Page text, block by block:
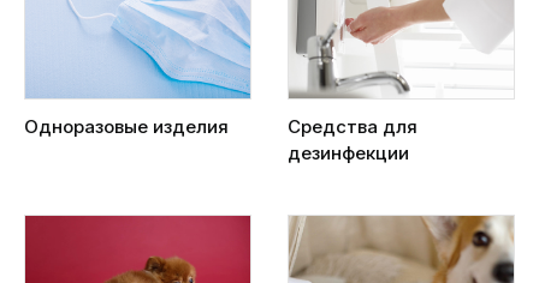
Одноразовые изделия
Средства для
дезинфекции